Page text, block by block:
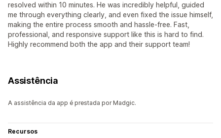
resolved within 10 minutes. He was incredibly helpful, guided
me through everything clearly, and even fixed the issue himself,
making the entire process smooth and hassle-free. Fast,
professional, and responsive support like this is hard to find.
Highly recommend both the app and their support team!
Assistência
A assistência da app é prestada por Madgic.
Recursos